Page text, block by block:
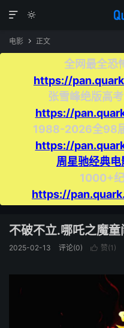


电影  正文
全网最全恐
https://
张雪峰绝版高
https://
1988-2026全98
https://
周星驰经典
1000+纪
https://
不破不立.哪吒之魔
2025-02-13 评论(0)  赞(1 )